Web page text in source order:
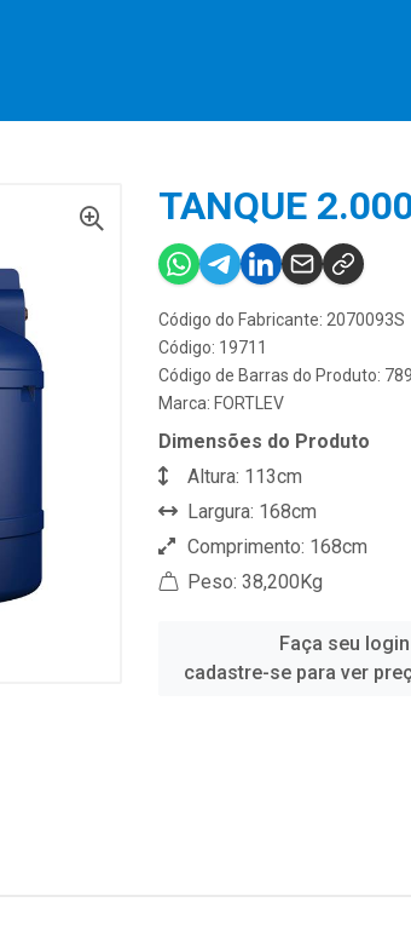
TANQUE
Código do Fabricante: 2070093S
Código: 19711
Código de Barras do Produto:
Marca: FORTLEV
Dimensões do Produto
Altura: 113cm
Largura: 168cm
Comprimento: 168cm
Peso: 38,200Kg
Faça seu
cadastre-se para ver